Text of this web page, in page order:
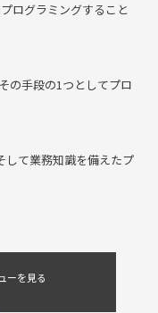
きました。
改善し、顧客体験向上
ログラミングすること
手段の1つとしてプロ
て業務知識を備えたプ